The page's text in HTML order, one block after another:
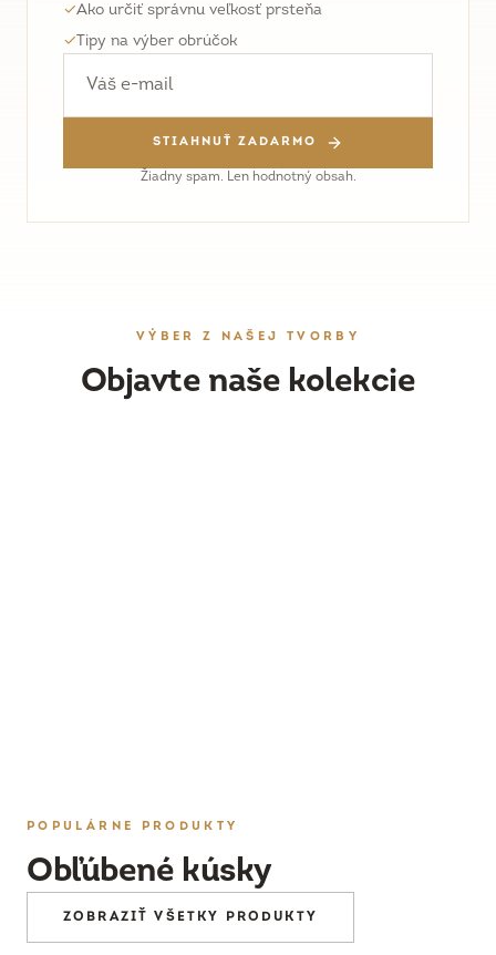
✓Ako určiť správnu veľkosť prsteňa
✓ Tipy na výber obrúčok
STIAHNUŤ ZADARMO
Žiadny spam. Len hodnotný obsah.
VÝBER Z NAŠEJ TVORBY
Objavte naše kolekcie
OBRÚČKY
POPULÁRNE PRODUKTY
Obľúbené kúsky
ZOBRAZIŤ VŠETKY PRODUKTY